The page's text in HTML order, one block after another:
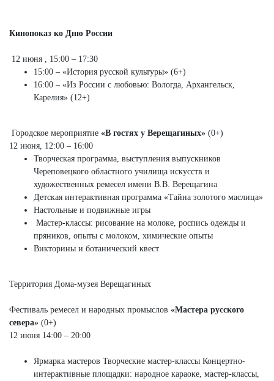
Кинопоказ ко Дню России
12 июня , 15:00 – 17:30
15:00 – «История русской культуры» (6+)
16:00 – «Из России с любовью: Вологда, Архангельск,
Карелия» (12+)
Городское мероприятие «В гостях у Верещагиных» (0+)
12 июня, 12:00 – 16:00
Творческая программа, выступления выпускников
Череповецкого областного училища искусств и
художественных ремесел имени В.В. Верещагина
Детская интерактивная программа «Тайна золотого маслица»
Настольные и подвижные игры
Мастер-классы: рисование на молоке, роспись одежды и
пряников, опыты с молоком, химические опыты
Викторины и ботанический квест
Территория Дома-музея Верещагиных
Фестиваль ремесел и народных промыслов «Мастера русского
севера» (0+)
12 июня 14:00 – 20:00
Ярмарка мастеров Творческие мастер-классы Концертно-
интерактивные площадки: народное караоке, мастер-классы,